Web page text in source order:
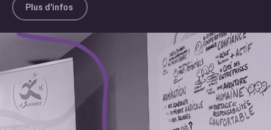
Plus d'infos